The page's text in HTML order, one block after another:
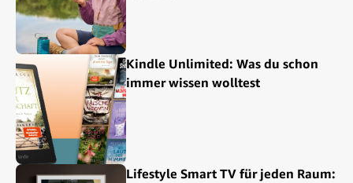
Kindle Unlimited: Was du schon
immer wissen wolltest
Lifestyle Smart TV für jeden Raum: